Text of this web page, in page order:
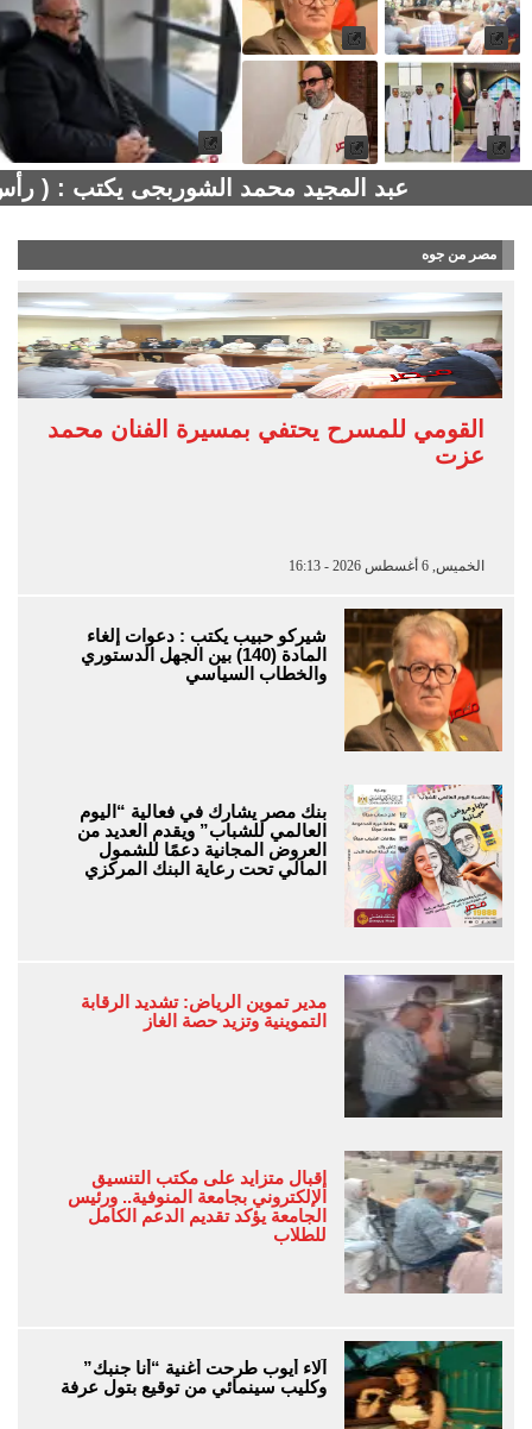
عبد المجيد محمد الشوربجى يكتب : (
مصر من جوه
القومي للمسرح يحتفي بمسيرة الفنان محمد
عزت
الخميس, 6 أغسطس 2026 - 16:13
شيركو حبيب يكتب : دعوات إلغاء
المادة (140) بين الجهل الدستوري
والخطاب السياسي
بنك مصر يشارك في فعالية “اليوم
العالمي للشباب” ويقدم العديد من
العروض المجانية دعمًا للشمول
المالي تحت رعاية البنك المركزي
مدير تموين الرياض: تشديد الرقابة
التموينية وتزيد حصة الغاز
إقبال متزايد على مكتب التنسيق
الإلكتروني بجامعة المنوفية.. ورئيس
الجامعة يؤكد تقديم الدعم الكامل
للطلاب
آلاء أيوب طرحت أغنية “أنا جنبك”
وكليب سينمائي من توقيع بتول عرفة